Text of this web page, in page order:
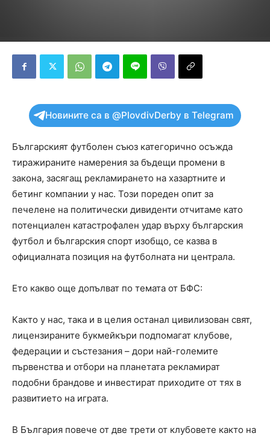
Новините са в @PlovdivDerby в Telegram
Българският футболен съюз категорично осъжда
тиражираните намерения за бъдещи промени в
закона, засягащ рекламирането на хазартните и
бетинг компании у нас. Този пореден опит за
печелене на политически дивиденти отчитаме като
потенциален катастрофален удар върху българския
футбол и българския спорт изобщо, се казва в
официалната позиция на футболната ни централа.
Ето какво още допълват по темата от БФС:
Както у нас, така и в целия останал цивилизован свят,
лицензираните букмейкъри подпомагат клубове,
федерации и състезания – дори най-големите
първенства и отбори на планетата рекламират
подобни брандове и инвестират приходите от тях в
развитието на играта.
В България повече от две трети от клубовете както на